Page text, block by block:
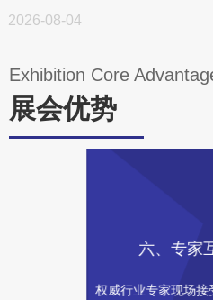
2026-08-04
Exhibition Core
展会优势
六、专家
权威行业专家现场